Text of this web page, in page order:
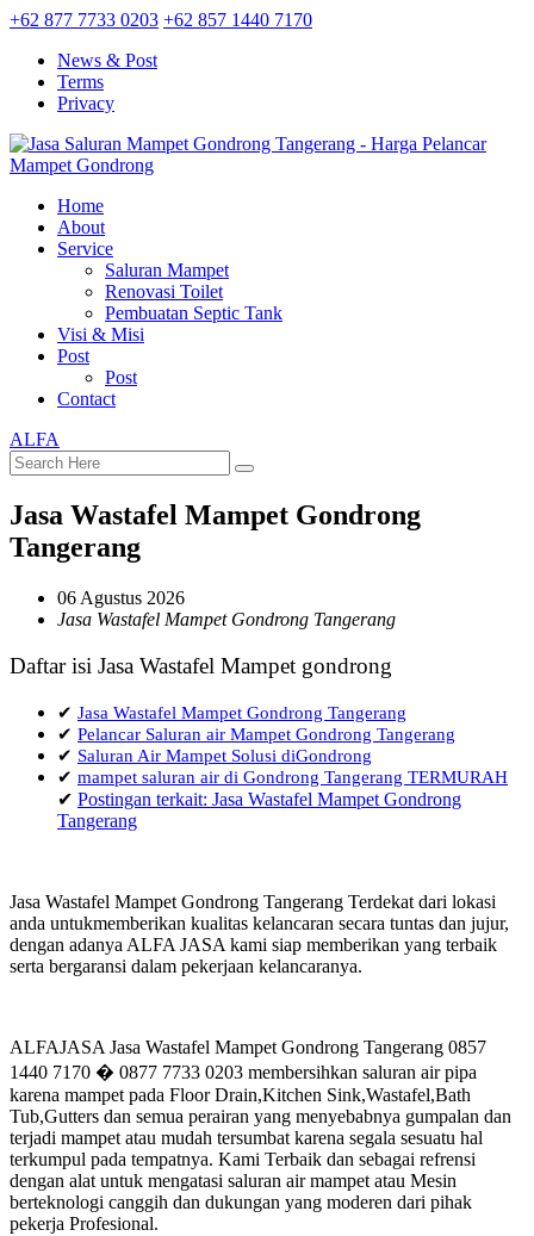
+62 877 7733 0203 +62 857 1440 7170
News & Post
Terms
Privacy
Home
About
Service
Saluran Mampet
Renovasi Toilet
Pembuatan Septic Tank
Visi & Misi
Post
Post
Contact
ALFA
Jasa Wastafel Mampet Gondrong
Tangerang
06 Agustus 2026
Jasa Wastafel Mampet Gondrong Tangerang
Daftar isi Jasa Wastafel Mampet gondrong
✔ Jasa Wastafel Mampet Gondrong Tangerang
✔ Pelancar Saluran air Mampet Gondrong Tangerang
✔ Saluran Air Mampet Solusi diGondrong
✔ mampet saluran air di Gondrong Tangerang TERMURAH
✔ Postingan terkait: Jasa Wastafel Mampet Gondrong
Tangerang
Jasa Wastafel Mampet Gondrong Tangerang Terdekat dari lokasi
anda untukmemberikan kualitas kelancaran secara tuntas dan jujur,
dengan adanya ALFA JASA kami siap memberikan yang terbaik
serta bergaransi dalam pekerjaan kelancaranya.
ALFAJASA Jasa Wastafel Mampet Gondrong Tangerang 0857
1440 7170 � 0877 7733 0203 membersihkan saluran air pipa
karena mampet pada Floor Drain,Kitchen Sink,Wastafel,Bath
Tub,Gutters dan semua perairan yang menyebabnya gumpalan dan
terjadi mampet atau mudah tersumbat karena segala sesuatu hal
terkumpul pada tempatnya. Kami Terbaik dan sebagai refrensi
dengan alat untuk mengatasi saluran air mampet atau Mesin
berteknologi canggih dan dukungan yang moderen dari pihak
pekerja Profesional.